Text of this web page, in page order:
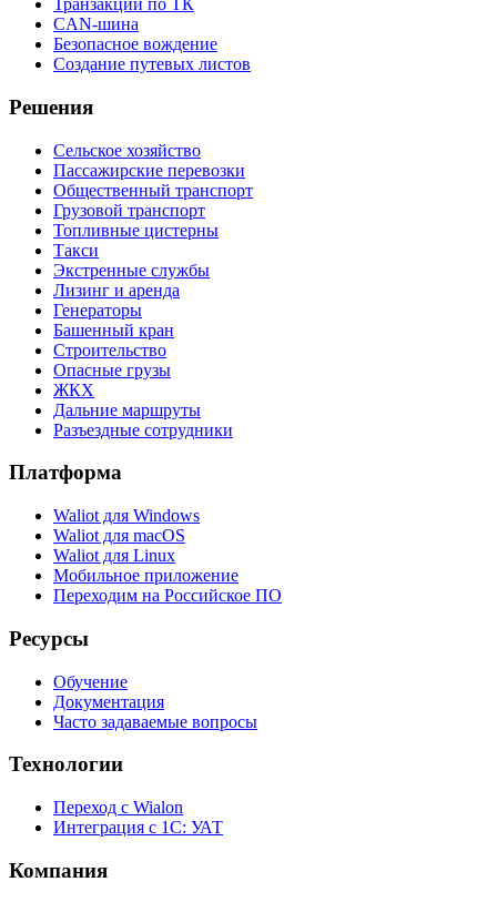
Транзакции по ТК
CAN-шина
Безопасное вождение
Создание путевых листов
Решения
Сельское хозяйство
Пассажирские перевозки
Общественный транспорт
Грузовой транспорт
Топливные цистерны
Такси
Экстренные службы
Лизинг и аренда
Генераторы
Башенный кран
Строительство
Опасные грузы
ЖКХ
Дальние маршруты
Разъездные сотрудники
Платформа
Waliot для Windows
Waliot для macOS
Waliot для Linux
Мобильное приложение
Переходим на Российское ПО
Ресурсы
Обучение
Документация
Часто задаваемые вопросы
Технологии
Переход с Wialon
Интеграция с 1С: УАТ
Компания